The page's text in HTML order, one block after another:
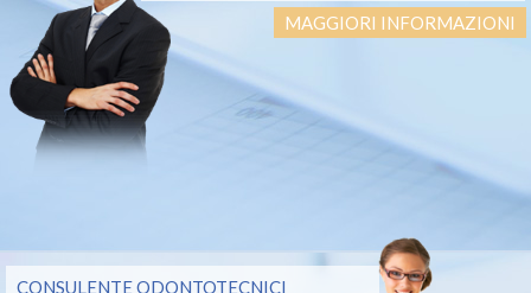
MAGGIORI INFORMAZIONI
CONSULENTE ODONTOTECNICI